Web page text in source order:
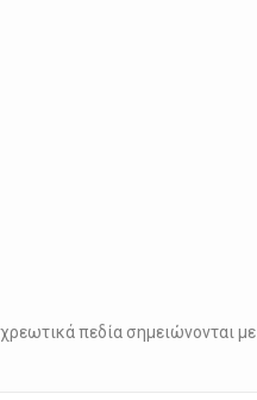
πεδία σημειώνονται με